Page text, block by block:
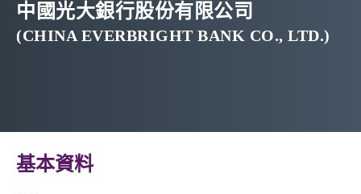
中國光大銀行股份有限公司
(CHINA EVERBRIGHT BANK CO., LTD.)
基本資料